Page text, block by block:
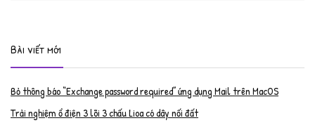
Bài viết mới
Bỏ thông báo “Exchange password required” ứng dụng Mail trên MacOS
Trải nghiệm ổ điện 3 lõi 3 chấu Lioa có dây nối đất